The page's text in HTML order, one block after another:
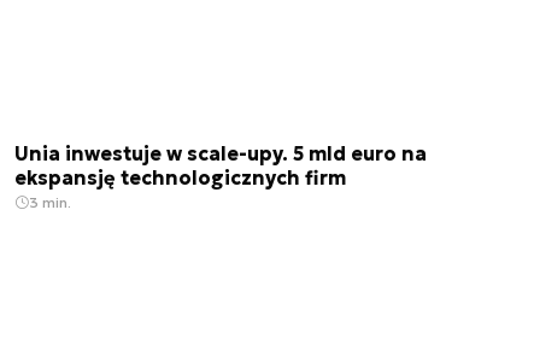
Unia inwestuje w scale-upy. 5 mld euro na
ekspansję technologicznych firm
3 min.